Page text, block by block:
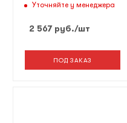
Уточняйте у менеджера
2 567руб./шт
ПОД ЗАКАЗ